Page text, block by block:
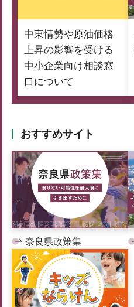
中東情勢や原油価格
上昇の影響を受ける
中小企業向け相談窓
口について
おすすめサイト
奈良県政策集